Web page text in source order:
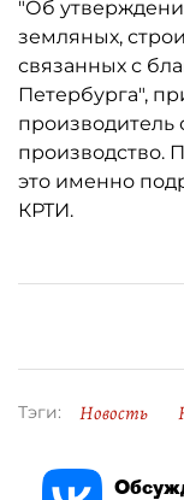
"Об
земляных,
связанных с
Петербурга",
производитель
производство.
это именно
КРТИ.
Тэги: Новость